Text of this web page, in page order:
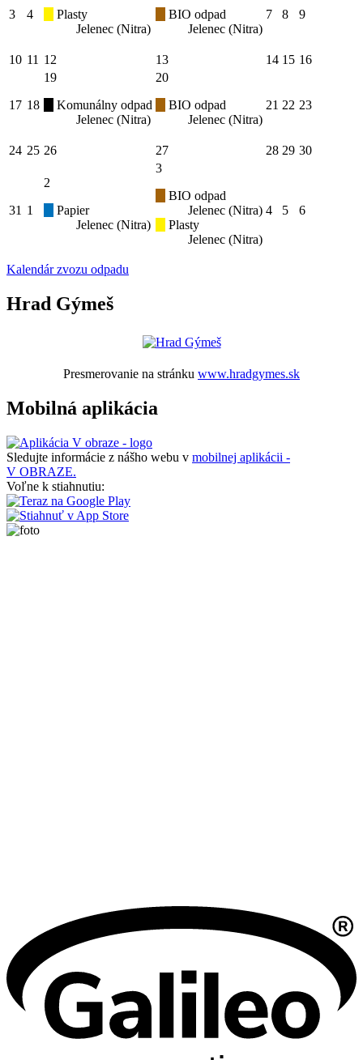
3 4
Plasty
Jelenec (Nitra)
BIO odpad
Jelenec (Nitra)
7 8 9
10 11 12 13 14 15 16
17 18
19
Komunálny odpad
Jelenec (Nitra)
20
BIO odpad
Jelenec (Nitra)
21 22 23
24 25 26 27 28 29 30
31 1
2
Papier
Jelenec (Nitra)
3
BIO odpad
Jelenec (Nitra)
Plasty
Jelenec (Nitra)
4 5 6
Kalendár zvozu odpadu
Hrad Gýmeš
Presmerovanie na stránku www.hradgymes.sk
Mobilná aplikácia
Sledujte informácie z nášho webu v mobilnej aplikácii -
V OBRAZE.
Voľne k stiahnutiu: